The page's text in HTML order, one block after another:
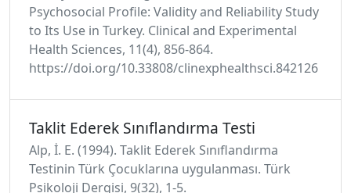
Psychosocial Profile: Validity and Reliability Study
to Its Use in Turkey. Clinical and Experimental
Health Sciences, 11(4), 856-864.
https://doi.org/10.33808/clinexphealthsci.842126
Taklit Ederek Sınıflandırma Testi
Alp, İ. E. (1994). Taklit Ederek Sınıflandırma
Testinin Türk Çocuklarına uygulanması. Türk
Psikoloji Dergisi, 9(32), 1-5.